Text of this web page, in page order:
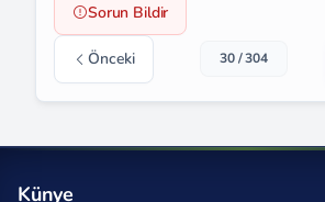
Sorun Bildir
Önceki 30 / 304
Künye